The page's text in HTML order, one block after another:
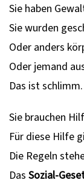
Sie haben
Sie wurden
Oder anders
Oder jemand
Das ist schlimm.
Sie brauchen
Für diese Hilfe
Die Regeln
Das Sozial-